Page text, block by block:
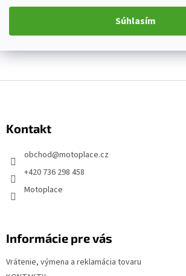
Súhlasím
äKontakt
obchod@motoplace.cz
+420 736 298 458
Motoplace
Informácie pre vás
Vrátenie, výmena a reklamácia tovaru